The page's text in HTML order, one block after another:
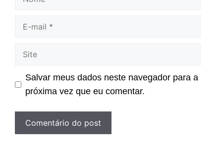
Site
Salvar meus dados neste navegador para a
próxima vez que eu comentar.